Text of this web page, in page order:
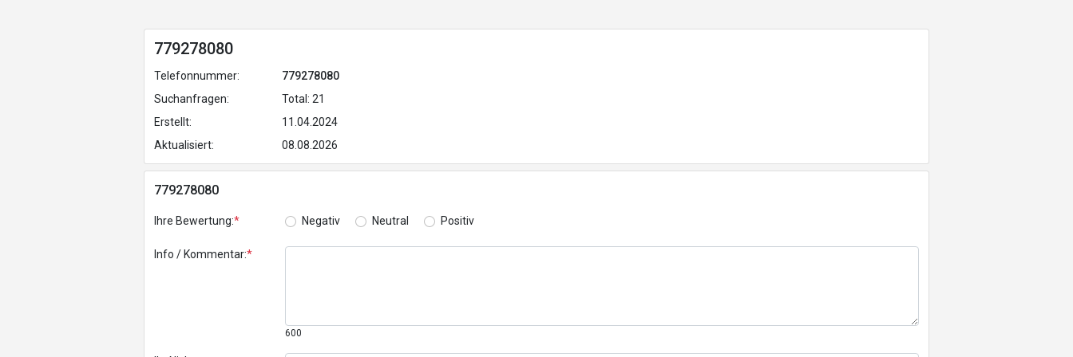
779278080
Telefonnummer:
779278080
Suchanfragen:
Total: 21
Erstellt:
11.04.2024
Aktualisiert:
08.08.2026
779278080
Ihre Bewertung:* Negativ Neutral Positiv
Info / Kommentar:*
600